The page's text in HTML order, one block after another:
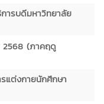
ารบดีมหาวิทยาลัย
2568 (ภาคฤดู
แต่งกายนักศึกษา